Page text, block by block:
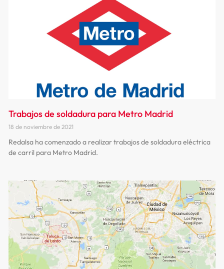
Trabajos de soldadura para Metro Madrid
18 de noviembre de 2021
Redalsa ha comenzado a realizar trabajos de soldadura eléctrica
de carril para Metro Madrid.